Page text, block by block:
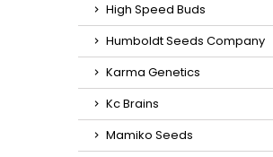
High Speed Buds
Humboldt Seeds Company
Karma Genetics
Kc Brains
Mamiko Seeds